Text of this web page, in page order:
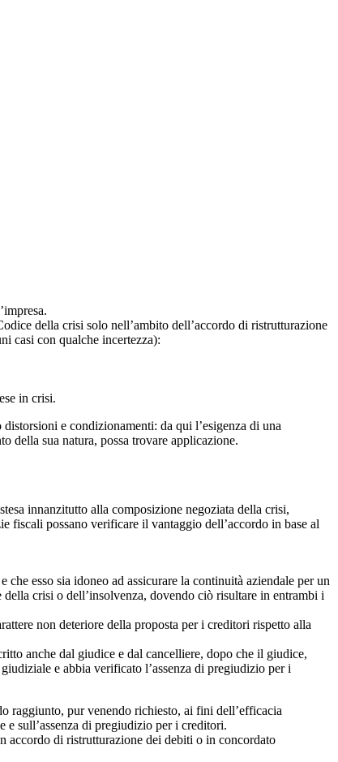
della crisi solo nell’ambito dell’accordo di ristrutturazione
casi con qualche incertezza):
in crisi.
e condizionamenti: da qui l’esigenza di una
della sua natura, possa trovare applicazione.
innanzitutto alla composizione negoziata della crisi,
fiscali possano verificare il vantaggio dell’accordo in base al
esso sia idoneo ad assicurare la continuità aziendale per un
crisi o dell’insolvenza, dovendo ciò risultare in entrambi i
non deteriore della proposta per i creditori rispetto alla
anche dal giudice e dal cancelliere, dopo che il giudice,
e abbia verificato l’assenza di pregiudizio per i
raggiunto, pur venendo richiesto, ai fini dell’efficacia
e sull’assenza di pregiudizio per i creditori.
accordo di ristrutturazione dei debiti o in concordato